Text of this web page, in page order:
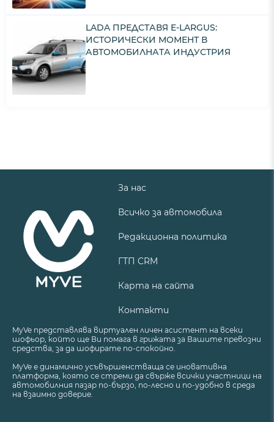
LADA ПРЕДСТАВЯ E-LARGUS:
ИСТОРИЧЕСКИ МОМЕНТ В
АВТОМОБИЛНАТА ИНДУСТРИЯ
За нас
Всичко за автомобила
Редакционна политика
ГТП CRM
Карта на сайта
Контакти
MyVe представлява виртуален личен асистент на всеки
шофьор, който ще Ви помага в грижата за Вашите превозни
средства, за да шофирате по-спокойно.
MyVe е динамично усъвършенстваща се иновативна
платформа, която се стреми да свърже всички участници на
автомобилния пазар по-бързо, по-лесно и по-удобно в среда
на взаимно доверие.